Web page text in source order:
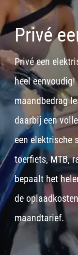
Privé
Privé een
heel
maandbedrag
daarbij een
eenelektrische
toerfiets,MTB,
bepaalt het
de
maandtarief.